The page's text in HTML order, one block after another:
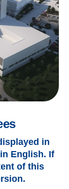
in
English. If
of this